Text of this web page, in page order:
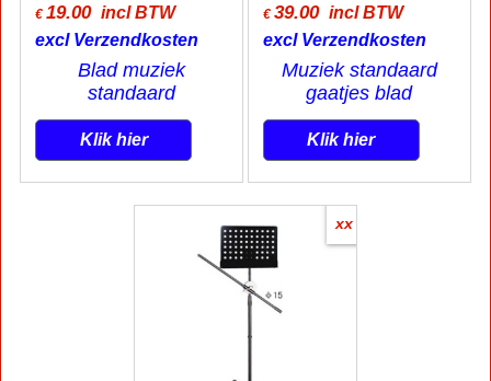
€ 19.00 incl BTW
excl Verzendkosten
Blad muziek
standaard
Klik hier
€ 39.00 incl BTW
excl Verzendkosten
Muziek standaard
gaatjes blad
Klik hier
xx